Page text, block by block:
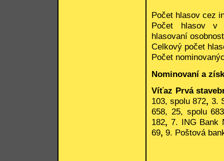
Počet hlasov cez
Počet hlasov v
hlasovaní
Celkový počet
Počet
Nominovaní a
Víťaz Prvá
103, spolu 872, 3.
658, 25, spolu 683
182, 7. ING Bank
69, 9. Poštová